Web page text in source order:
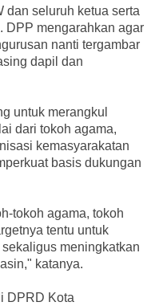
dan seluruh ketua serta
DPP mengarahkan agar
nanti tergambar
dapil dan
untuk merangkul
dari tokoh agama,
kemasyarakatan
basis dukungan
tokoh agama, tokoh
tentu untuk
meningkatkan
katanya.
DPRD Kota